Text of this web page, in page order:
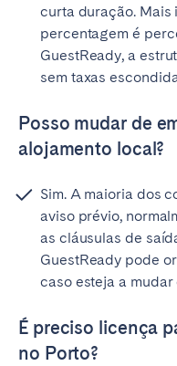
curta duração. Mais
percentagem é
GuestReady, a
sem taxas
Posso mudar de
alojamento local?
Sim. A maioria dos
aviso prévio,
as cláusulas de
GuestReady pode
caso esteja a
É preciso licença
no Porto?